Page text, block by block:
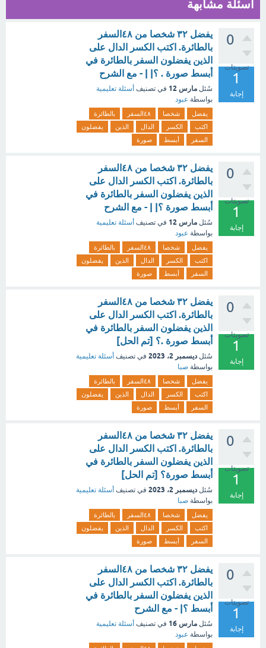
أسئلة مشابهة
0
تصويتات
1
إجابة
يفضل ٣٢ شخصا من ٤٨السفر
بالطائرة. اكتب الكسر الدال على
الذين يفضلون السفر بالطائرة في
أبسط صورة . ؟| | - مع الشرح
سُئل مارس 12 في تصنيف أسئلة تعليمية
بواسطة عبود
يفضل شخصا ٤٨السفر
بالطائرة
اكتب
الكسر الدال الذين
يفضلون
السفر
أبسط صورة
0
تصويتات
1
إجابة
يفضل ٣٢ شخصا من ٤٨السفر
بالطائرة. اكتب الكسر الدال على
الذين يفضلون السفر بالطائرة في
أبسط صورة ؟| | - مع الشرح
سُئل مارس 12 في تصنيف أسئلة تعليمية
بواسطة عبود
يفضل شخصا ٤٨السفر
بالطائرة
اكتب
الكسر الدال الذين
يفضلون
السفر
أبسط صورة
0
تصويتات
1
إجابة
يفضل ٣٢ شخصا من ٤٨السفر
بالطائرة. اكتب الكسر الدال على
الذين يفضلون السفر بالطائرة في
أبسط صورة .؟ [تم الحل]
سُئل ديسمبر 2، 2023 في تصنيف أسئلة تعليمية
بواسطة صبا
يفضل شخصا ٤٨السفر
بالطائرة
اكتب
الكسر الدال الذين
يفضلون
السفر
أبسط صورة
0
تصويتات
1
إجابة
يفضل ٣٢ شخصا من ٤٨السفر
بالطائرة. اكتب الكسر الدال على
الذين يفضلون السفر بالطائرة في
أبسط صورة؟ [تم الحل]
سُئل ديسمبر 2، 2023 في تصنيف أسئلة تعليمية
بواسطة صبا
يفضل شخصا ٤٨السفر
بالطائرة
اكتب
الكسر الدال الذين
يفضلون
السفر
أبسط صورة
0
تصويتات
1
إجابة
يفضل ٣٢ شخصا من ٤٨السفر
بالطائرة. اكتب الكسر الدال على
الذين يفضلون السفر بالطائرة في
أبسط ؟| - مع الشرح
سُئل مارس 16 في تصنيف أسئلة تعليمية
بواسطة عبود